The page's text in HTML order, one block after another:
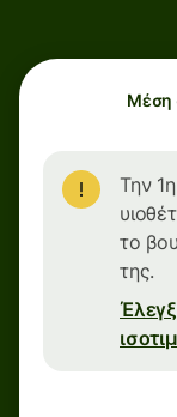
Μέση
Την
το
της.